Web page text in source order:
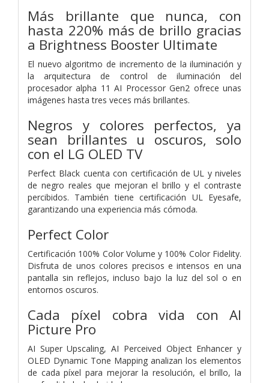
Más brillante que nunca, con
hasta 220% más de brillo gracias
a Brightness Booster Ultimate
El nuevo algoritmo de incremento de la iluminación y
la arquitectura de control de iluminación del
procesador alpha 11 AI Processor Gen2 ofrece unas
imágenes hasta tres veces más brillantes.
Negros y colores perfectos, ya
sean brillantes u oscuros, solo
con el LG OLED TV
Perfect Black cuenta con certificación de UL y niveles
de negro reales que mejoran el brillo y el contraste
percibidos. También tiene certificación UL Eyesafe,
garantizando una experiencia más cómoda.
Perfect Color
Certificación 100% Color Volume y 100% Color Fidelity.
Disfruta de unos colores precisos e intensos en una
pantalla sin reflejos, incluso bajo la luz del sol o en
entornos oscuros.
Cada píxel cobra vida con AI
Picture Pro
AI Super Upscaling, AI Perceived Object Enhancer y
OLED Dynamic Tone Mapping analizan los elementos
de cada píxel para mejorar la resolución, el brillo, la